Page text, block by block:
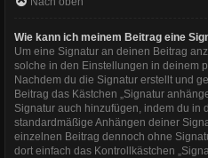
Wie kann ich meinem Beitrag eine
Um eine Signatur an deinen Beitrag
solche in den Einstellungen in deinem
Nachdem du die Signatur erstellt und
Beitrag das Kästchen „Signatur
Signatur auch hinzufügen, indem du in
standardmäßige Anhängen deiner
einzelnen Beitrag dennoch ohne
dort einfach das Kontrollkästchen